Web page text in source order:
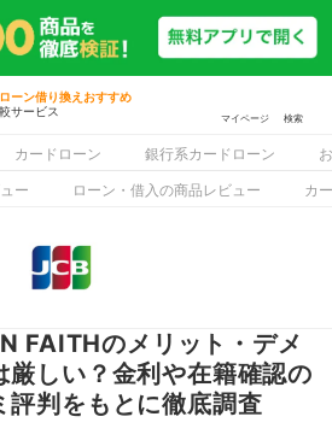
ーン借り換えおすすめ
サービス
マイページ 検索
カードローン 銀行系カードローン
ー ローン・借入の商品レビュー カ
FAITHのメリット・デメ
厳しい？金利や在籍確認の
評判をもとに徹底調査